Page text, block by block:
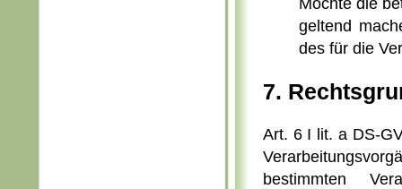
Möchte die
geltend
des für die
7.
Art. 6 I lit. a DS-
bestimmten